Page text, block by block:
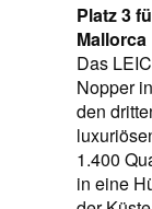
Platz 3
Mallorca
Das
Nopper
den
1.400
in eine